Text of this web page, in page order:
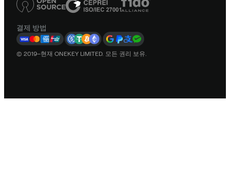
결제 방법
© 2019–현재 ONEKEY LIMITED. 모든 권리 보유.